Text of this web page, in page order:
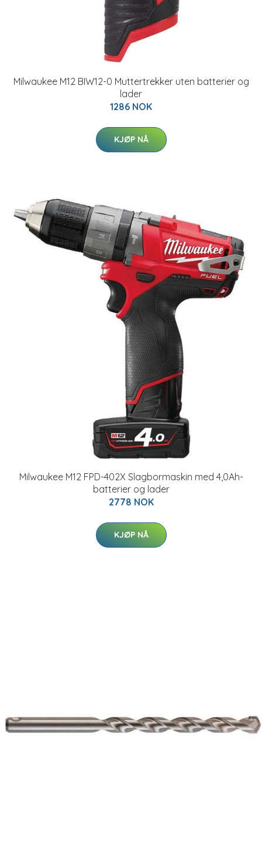
Milwaukee M12 BIW12-0 Muttertrekker uten batterier og
lader
1286 NOK
KJØP NÅ
Milwaukee M12 FPD-402X Slagbormaskin med 4,0Ah-
batterier og lader
2778 NOK
KJØP NÅ